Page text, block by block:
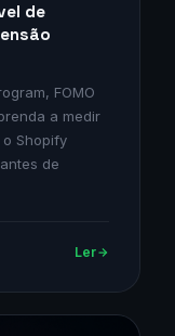
de
FOMO
a medir
Shopify
de
Ler